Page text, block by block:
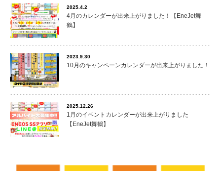
2025.4.2
4月のカレンダーが出来上がりました！【EneJet舞
鶴】
2023.9.30
10月のキャンペーンカレンダーが出来上がりました！
2025.12.26
1月のイベントカレンダーが出来上がりました
【EneJet舞鶴】